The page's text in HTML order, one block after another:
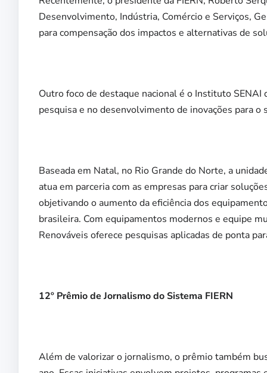
Desenvolvimento, Indústria, Comércio e Serviços,
para compensação dos impactos e alternativas de
Outro foco de destaque nacional é o Instituto SENAI
pesquisa e no desenvolvimento de inovações para
Baseada em Natal, no Rio Grande do Norte, a
atua em parceria com as empresas para criar
objetivando o aumento da eficiência dos
brasileira. Com equipamentos modernos e equipe
Renováveis oferece pesquisas aplicadas de ponta
12º Prêmio de Jornalismo do Sistema FIERN
Além de valorizar o jornalismo, o prêmio também